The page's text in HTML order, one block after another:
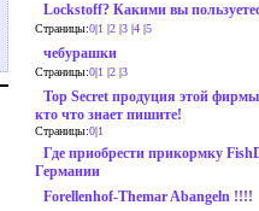
Lockstoff? Какими вы
Страницы:0|1 |2 |3 |4 |5
чебурашки
Страницы:0|1 |2 |3
Top Secret продуция этой
кто что знает пишите!
Страницы:0|1
Где приобрести прикормку
Германии
Forellenhof-Themar Abangeln !!!!